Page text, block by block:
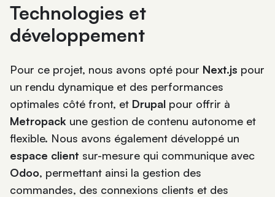
Technologies et
développement
Pour ce projet, nous avons opté pour Next.js pour
un rendu dynamique et des performances
optimales côté front, et Drupal pour offrir à
Metropack une gestion de contenu autonome et
flexible. Nous avons également développé un
espace client sur-mesure qui communique avec
Odoo, permettant ainsi la gestion des
commandes, des connexions clients et des